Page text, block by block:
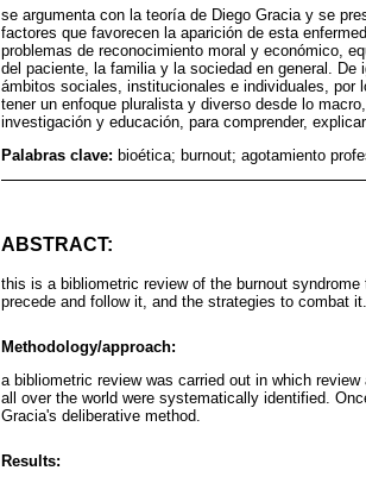
se argumenta con la teoría de Diego Gracia y se
factores que favorecen la aparición de esta
problemas de reconocimiento moral y económico,
del paciente, la familia y la sociedad en general.
ámbitos sociales, institucionales e individuales, por
tener un enfoque pluralista y diverso desde lo
investigación y educación, para comprender,
Palabras clave: bioética; burnout; agotamiento
ABSTRACT:
this is a bibliometric review of the burnout
precede and follow it, and the strategies to combat it.
Methodology/approach:
a bibliometric review was carried out in which
all over the world were systematically identified.
Gracia's deliberative method.
Results: